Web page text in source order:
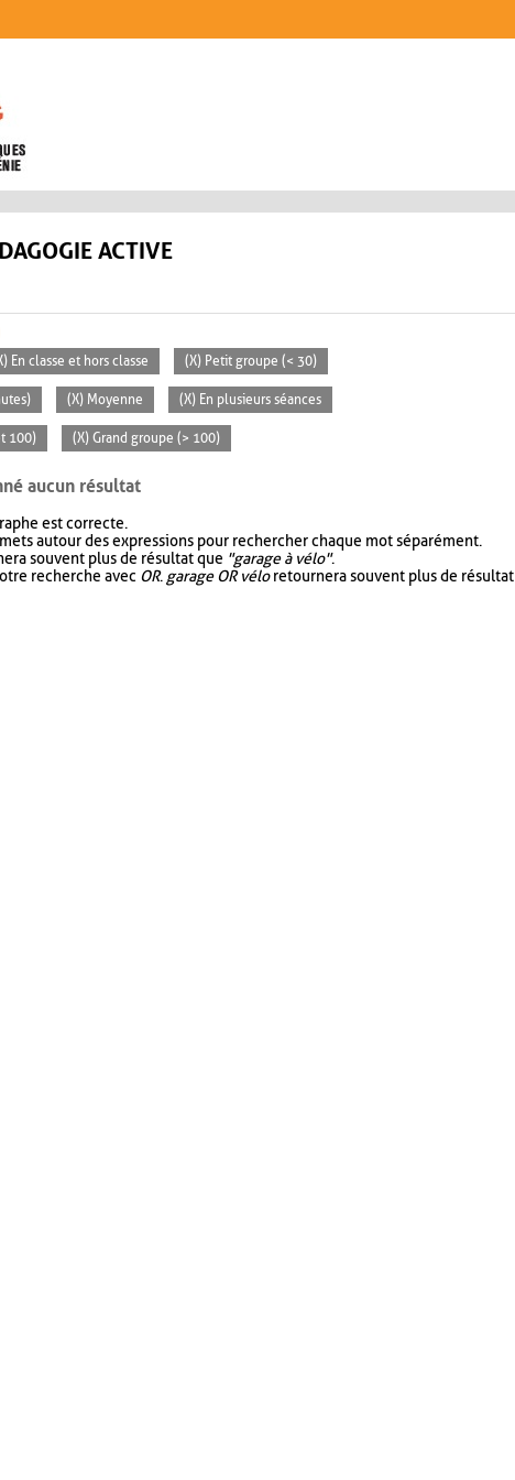
ACTIVE
En classe et hors classe (X) Petit groupe (< 30)
(X) Moyenne (X) En plusieurs séances
100) (X) Grand groupe (> 100)
aucun résultat
est correcte.
autour des expressions pour rechercher chaque mot séparément.
souvent plus de résultat que "garage à vélo".
recherche avec OR. garage OR véloretournera souvent plus de résultat